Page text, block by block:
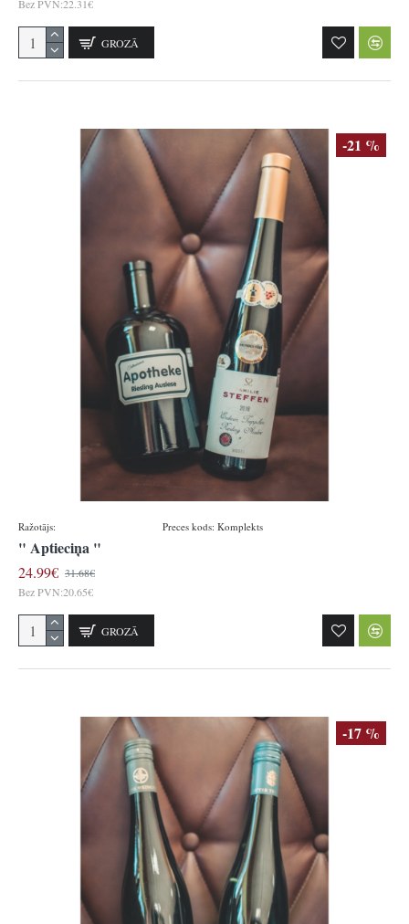
Bez PVN:22.31€
GROZĀ
-21 %
Ražotājs: Preces kods: Komplekts
" Aptieciņa "
24.99€ 31.68€
Bez PVN:20.65€
GROZĀ
-17 %